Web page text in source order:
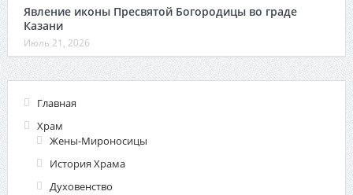
Явление иконы Пресвятой Богородицы во граде
Казани
Июль 21, 2026
Главная
Храм
Жены-Мироносицы
История Храма
Духовенство